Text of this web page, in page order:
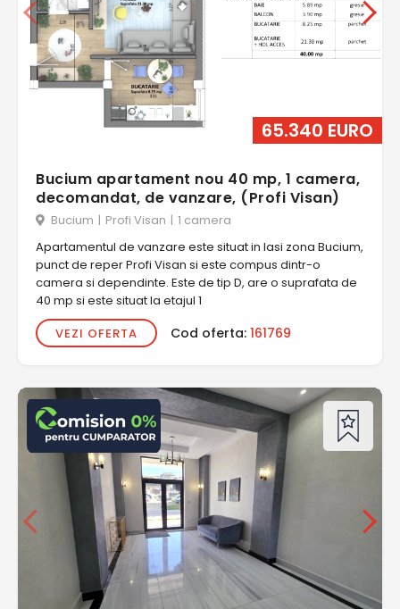
65.340 EURO
Bucium apartament nou 40 mp, 1 camera,
decomandat, de vanzare, (Profi Visan)
Bucium | Profi Visan | 1 camera
Apartamentul de vanzare este situat in Iasi zona Bucium,
punct de reper Profi Visan si este compus dintr-o
camera si dependinte. Este de tip D, are o suprafata de
40 mp si este situat la etajul 1
VEZI OFERTA
Cod oferta: 161769